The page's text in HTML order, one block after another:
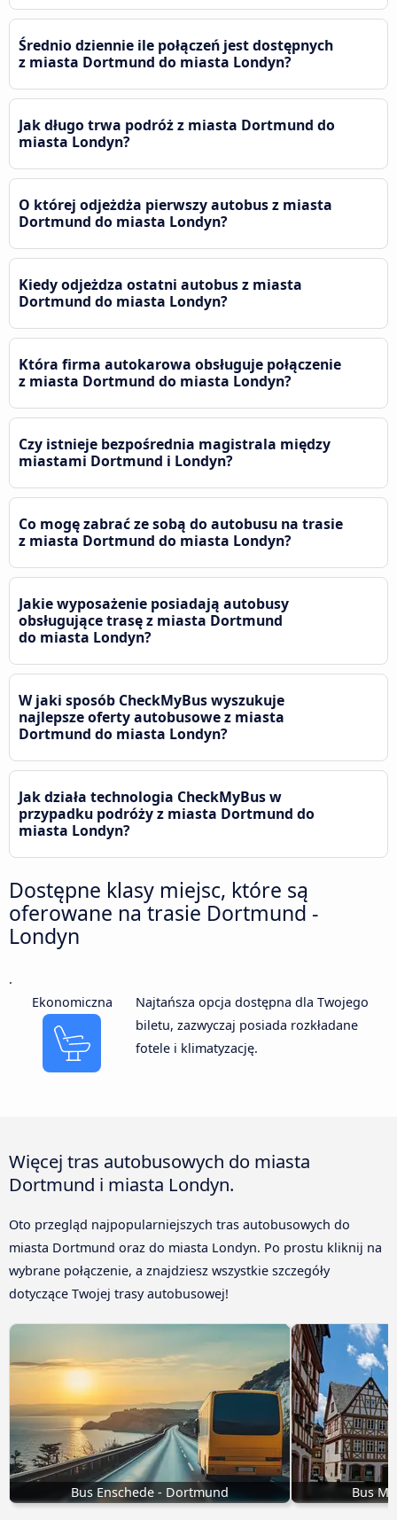
Średnio dziennie ile połączeń jest dostępnych
z miasta Dortmund do miasta Londyn?
Jak długo trwa podróż z miasta Dortmund do
miasta Londyn?
O której odjeżdża pierwszy autobus z miasta
Dortmund do miasta Londyn?
Kiedy odjeżdza ostatni autobus z miasta
Dortmund do miasta Londyn?
Która firma autokarowa obsługuje połączenie
z miasta Dortmund do miasta Londyn?
Czy istnieje bezpośrednia magistrala między
miastami Dortmund i Londyn?
Co mogę zabrać ze sobą do autobusu na trasie
z miasta Dortmund do miasta Londyn?
Jakie wyposażenie posiadają autobusy
obsługujące trasę z miasta Dortmund
do miasta Londyn?
W jaki sposób CheckMyBus wyszukuje
najlepsze oferty autobusowe z miasta
Dortmund do miasta Londyn?
Jak działa technologia CheckMyBus w
przypadku podróży z miasta Dortmund do
miasta Londyn?
Dostępne klasy miejsc, które są
oferowane na trasie Dortmund -
Londyn
.
Ekonomiczna
Najtańsza opcja dostępna dla Twojego
biletu, zazwyczaj posiada rozkładane
fotele i klimatyzację.
Więcej tras autobusowych do miasta
Dortmund i miasta Londyn.
Oto przegląd najpopularniejszych tras autobusowych do
miasta Dortmund oraz do miasta Londyn. Po prostu kliknij na
wybrane połączenie, a znajdziesz wszystkie szczegóły
dotyczące Twojej trasy autobusowej!
Bus Enschede - Dortmund Bus